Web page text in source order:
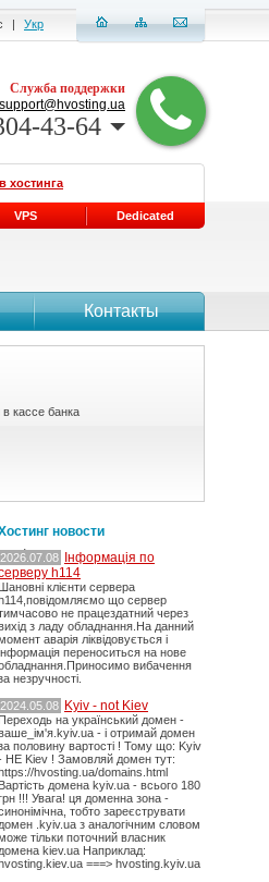
!
Контакты
| Укр
Служба поддержки
support@hvosting.ua
43-64
хостинга
VPS Dedicated
кассе банка
новости
2026.07.08
Інформація по
h114
Шановні клієнти сервера
що сервер
не працездатний через
з ладу обладнання.На данний
аварія ліквідовується і
переноситься на нове
вибачення
незручності.
2024.05.08 Kyiv - not Kiev
Переходь на український домен -
- і отримай домен
половину вартості ! Тому що: Kyiv
НЕ Kiev ! Замовляй домен тут:
hvosting.ua/domains.html
Вартість домена kyiv.ua - всього 180
!!! Увага! ця доменна зона -
тобто зареєструвати
домен .kyiv.ua з аналогічним словом
тільки поточний власник
домена kiev.ua Наприклад:
===> hvosting.kyiv.ua